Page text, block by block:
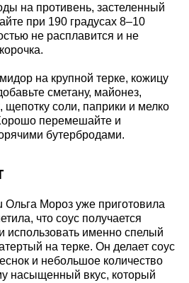
на противень, застеленный
при 190 градусах 8–10
не расплавится и не
на крупной терке, кожицу
сметану, майонез,
щепотку соли, паприки и мелко
перемешайте и
бутербродами.
Ольга Мороз уже приготовила
что соус получается
использовать именно спелый
на терке. Он делает соус
и небольшое количество
насыщенный вкус, который